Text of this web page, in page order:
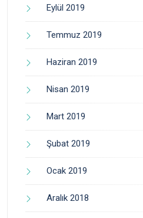
Eylül 2019
Temmuz 2019
Haziran 2019
Nisan 2019
Mart 2019
Şubat 2019
Ocak 2019
Aralık 2018